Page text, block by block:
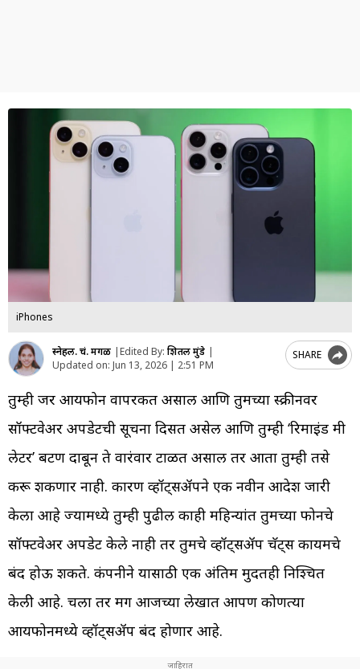
iPhones
स्नेहल. चं. मेंगळ |Edited By: शितल मुंडे |
Updated on: Jun 13, 2026 | 2:51 PM
SHARE
तुम्ही जर आयफोन वापरकर्ते असाल आणि तुमच्या स्क्रीनवर
सॉफ्टवेअर अपडेटची सूचना दिसत असेल आणि तुम्ही ‘रिमाइंड मी
लेटर’ बटण दाबून ते वारंवार टाळत असाल तर आता तुम्ही तसे
करू शकणार नाही. कारण व्हॉट्सॲपने एक नवीन आदेश जारी
केला आहे ज्यामध्ये तुम्ही पुढील काही महिन्यांत तुमच्या फोनचे
सॉफ्टवेअर अपडेट केले नाही तर तुमचे व्हॉट्सॲप चॅट्स कायमचे
बंद होऊ शकते. कंपनीने यासाठी एक अंतिम मुदतही निश्चित
केली आहे. चला तर मग आजच्या लेखात आपण कोणत्या
आयफोनमध्ये व्हॉट्सॲप बंद होणार आहे.